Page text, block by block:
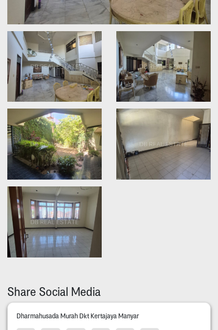
Share Social Media
Dharmahusada Murah Dkt Kertajaya Manyar